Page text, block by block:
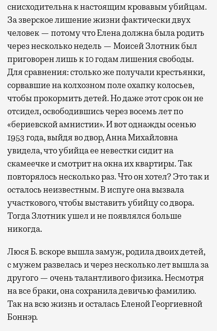
снисходительна к настоящим кровавым убийцам.
За зверское лишение жизни фактически двух
человек — потому что Елена должна была родить
через несколько недель — Моисей Злотник был
приговорен лишь к 10 годам лишения свободы.
Для сравнения: столько же получали крестьянки,
сорвавшие на колхозном поле охапку колосьев,
чтобы прокормить детей. Но даже этот срок он не
отсидел, освободившись через восемь лет по
«бериевской амнистии». И вот однажды осенью
1953 года, выйдя во двор, Анна Михайловна
увидела, что убийца ее невестки сидит на
скамеечке и смотрит на окна их квартиры. Так
повторялось несколько раз. Что он хотел? Это так и
осталось неизвестным. В испуге она вызвала
участкового, чтобы выставить убийцу со двора.
Тогда Злотник ушел и не появлялся больше
никогда.
Люся Б. вскоре вышла замуж, родила двоих детей,
с мужем развелась и через несколько лет вышла за
другого — очень талантливого физика. Несмотря
на все браки, она сохранила девичью фамилию.
Так на всю жизнь и осталась Еленой Георгиевной
Боннэр.